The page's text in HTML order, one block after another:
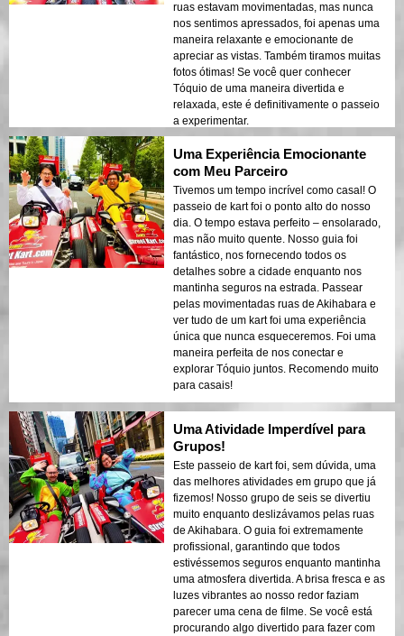
ruas estavam movimentadas, mas nunca
nos sentimos apressados, foi apenas uma
maneira relaxante e emocionante de
apreciar as vistas. Também tiramos muitas
fotos ótimas! Se você quer conhecer
Tóquio de uma maneira divertida e
relaxada, este é definitivamente o passeio
a experimentar.
Uma Experiência Emocionante
com Meu Parceiro
Tivemos um tempo incrível como casal! O
passeio de kart foi o ponto alto do nosso
dia. O tempo estava perfeito – ensolarado,
mas não muito quente. Nosso guia foi
fantástico, nos fornecendo todos os
detalhes sobre a cidade enquanto nos
mantinha seguros na estrada. Passear
pelas movimentadas ruas de Akihabara e
ver tudo de um kart foi uma experiência
única que nunca esqueceremos. Foi uma
maneira perfeita de nos conectar e
explorar Tóquio juntos. Recomendo muito
para casais!
Uma Atividade Imperdível para
Grupos!
Este passeio de kart foi, sem dúvida, uma
das melhores atividades em grupo que já
fizemos! Nosso grupo de seis se divertiu
muito enquanto deslizávamos pelas ruas
de Akihabara. O guia foi extremamente
profissional, garantindo que todos
estivéssemos seguros enquanto mantinha
uma atmosfera divertida. A brisa fresca e as
luzes vibrantes ao nosso redor faziam
parecer uma cena de filme. Se você está
procurando algo divertido para fazer com